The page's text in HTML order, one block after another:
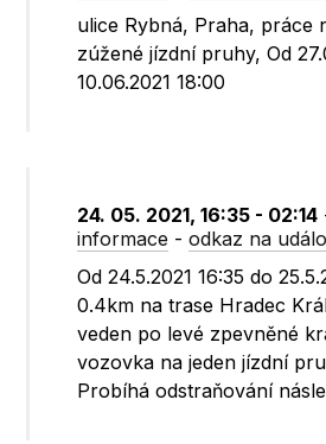
ulice Rybná, Praha, práce
zúžené jízdní pruhy, Od
10.06.2021 18:00
24. 05. 2021, 16:35 - 02:14
informace -odkaz na
Od 24.5.2021 16:35 do
0.4km na trase Hradec
veden po levé zpevněné
vozovka na jeden jízdní
Probíhá odstraňování